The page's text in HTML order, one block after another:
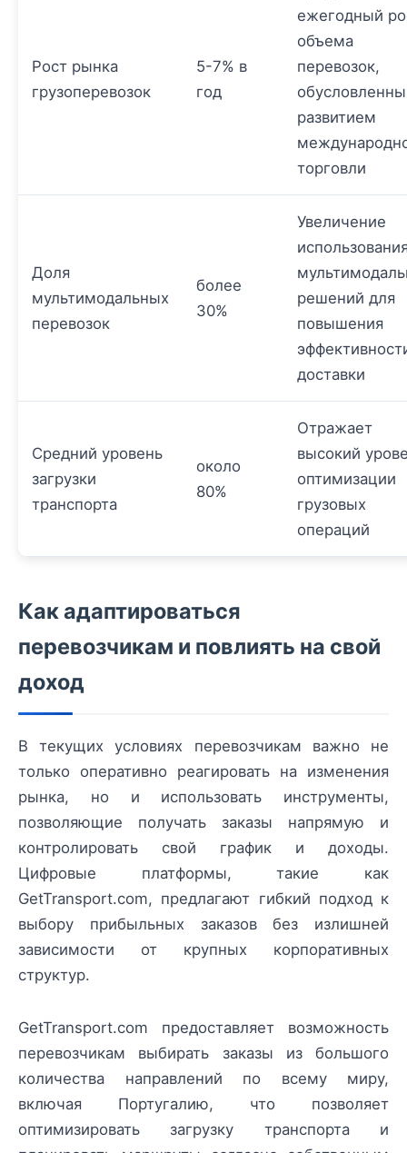
Рост рынка
грузоперевозок
5-7% в
год
ежегодный
объема
перевозок,
развитием
торговли
Доля
мультимодальных
перевозок
более
30%
Увеличение
решений для
повышения
доставки
Средний уровень
загрузки
транспорта
около
80%
Отражает
высокий
оптимизации
грузовых
операций
Как адаптироваться
перевозчикам и повлиять на свой
доход
В текущих условиях перевозчикам важно не
только оперативно реагировать на изменения
рынка, но и использовать инструменты,
позволяющие получать заказы напрямую и
контролировать свой график и доходы.
Цифровые платформы, такие как
GetTransport.com, предлагают гибкий подход к
выбору прибыльных заказов без излишней
зависимости от крупных корпоративных
структур.
GetTransport.com предоставляет возможность
перевозчикам выбирать заказы из большого
количества направлений по всему миру,
включая Португалию, что позволяет
оптимизировать загрузку транспорта и